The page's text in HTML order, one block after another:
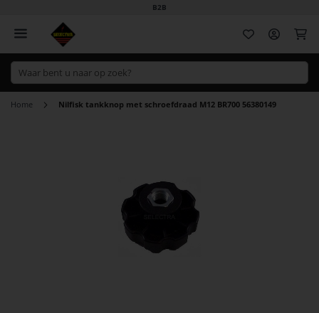
B2B
Home Nilfisk tankknop met schroefdraad M12 BR700 56380149